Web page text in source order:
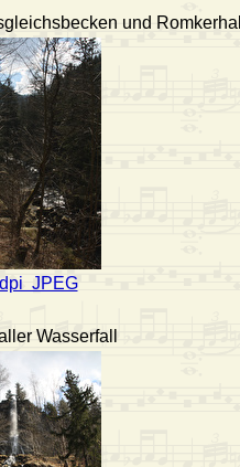
und
JPEG
Wasserfall